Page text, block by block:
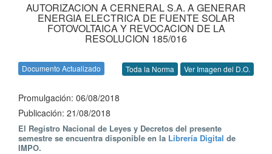
AUTORIZACION A CERNERAL S.A. A GENERAR
ENERGIA ELECTRICA DE FUENTE SOLAR
FOTOVOLTAICA Y REVOCACION DE LA
RESOLUCION 185/016
Documento Actualizado Toda la Norma Ver Imagen del D.O.
Promulgación: 06/08/2018
Publicación: 21/08/2018
El Registro Nacional de Leyes y Decretos del presente
semestre se encuentra disponible en la Librería Digital de
IMPO.